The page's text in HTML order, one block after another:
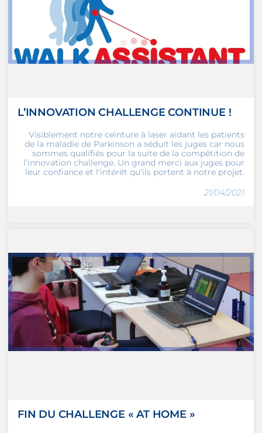
L’INNOVATION CHALLENGE CONTINUE !
Visiblement notre ceinture à laser aidant les patients
de la maladie de Parkinson a séduit les juges car nous
sommes qualifiés pour la suite de la compétition de
l’innovation challenge. Un grand merci aux juges pour
leur confiance et l‘intérêt qu‘ils portent à notre projet.
21/04/2021
FIN DU CHALLENGE « AT HOME »